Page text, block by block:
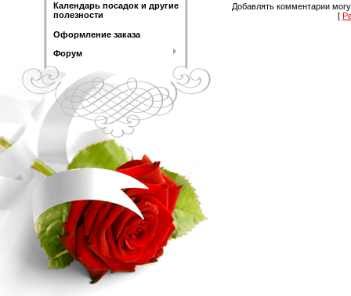
Календарь посадок и другие
полезности
Оформление заказа
Форум
Добавлять комментарии
[